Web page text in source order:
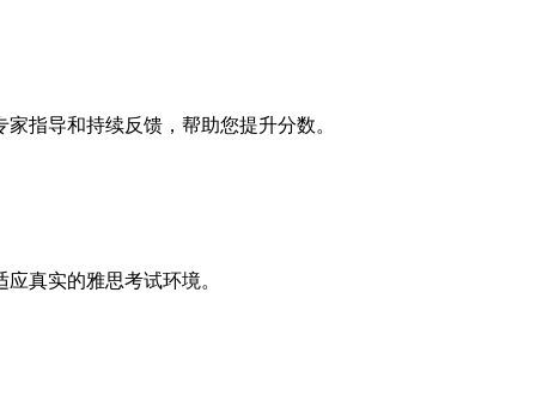
指导和持续反馈，帮助您提升分数。
真实的雅思考试环境。